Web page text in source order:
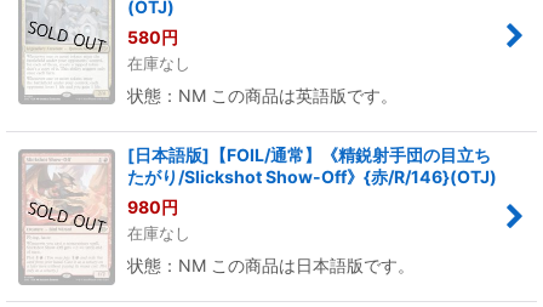
(OTJ)
580円
在庫なし
状態：NM この商品は英語版です。
[日本語版]【FOIL/通常】《精鋭射手団の目立ち
たがり/Slickshot Show-Off》{赤/R/146}(OTJ)
980円
在庫なし
状態：NM この商品は日本語版です。